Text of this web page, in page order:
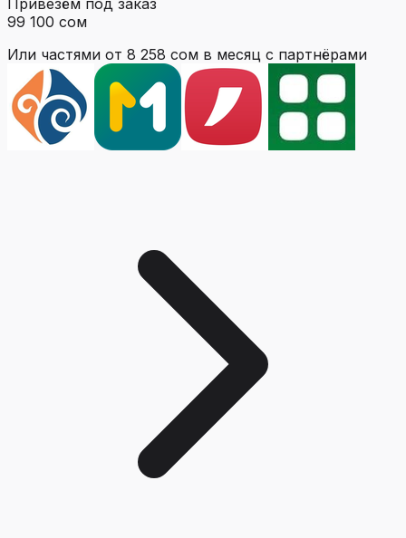
Привезём под заказ
99 100 сом
Или частями от 8 258 сом в месяц с партнёрами